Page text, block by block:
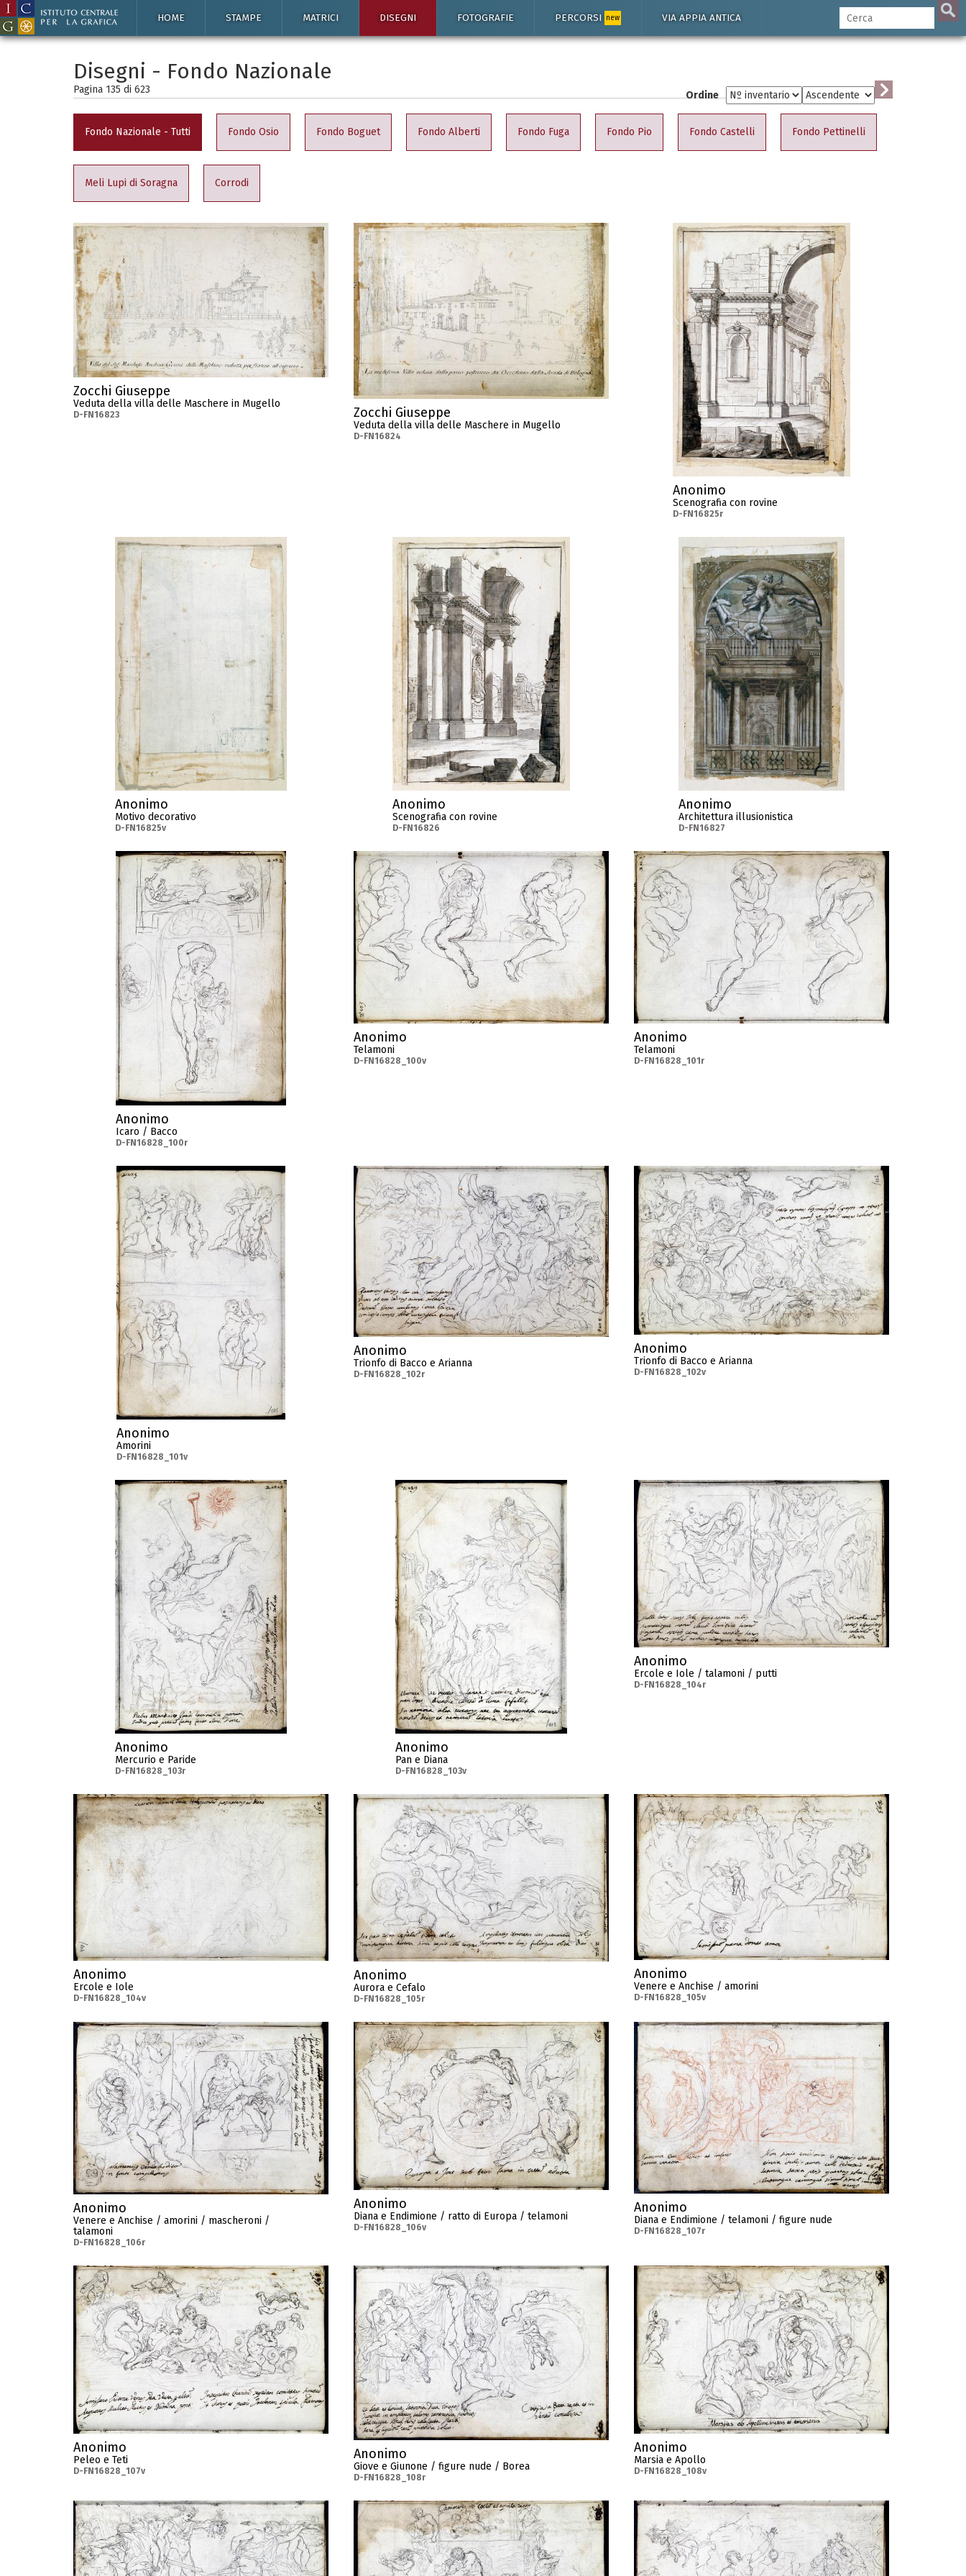
HOME STAMPE MATRICI DISEGNI FOTOGRAFIE PERCORSI new VIA APPIA ANTICA
Disegni - Fondo Nazionale
Pagina 135 di 623 Ordine
Fondo Nazionale - Tutti Fondo Osio Fondo Boguet Fondo Alberti Fondo Fuga Fondo Pio Fondo Castelli Fondo Pettinelli
Meli Lupi di Soragna Corrodi
Zocchi Giuseppe
Veduta della villa delle Maschere in Mugello
D-FN16823 Zocchi Giuseppe
Veduta della villa delle Maschere in Mugello
D-FN16824
Anonimo
Scenografia con rovine
D-FN16825r
Anonimo
Motivo decorativo
D-FN16825v
Anonimo
Scenografia con rovine
D-FN16826
Anonimo
Architettura illusionistica
D-FN16827
Anonimo
Icaro / Bacco
D-FN16828_100r
Anonimo
Telamoni
D-FN16828_100v
Anonimo
Telamoni
D-FN16828_101r
Anonimo
Amorini
D-FN16828_101v
Anonimo
Trionfo di Bacco e Arianna
D-FN16828_102r
Anonimo
Trionfo di Bacco e Arianna
D-FN16828_102v
Anonimo
Mercurio e Paride
D-FN16828_103r
Anonimo
Pan e Diana
D-FN16828_103v
Anonimo
Ercole e Iole / talamoni / putti
D-FN16828_104r
Anonimo
Ercole e Iole
D-FN16828_104v
Anonimo
Aurora e Cefalo
D-FN16828_105r
Anonimo
Venere e Anchise / amorini
D-FN16828_105v
Anonimo
Venere e Anchise / amorini / mascheroni /
talamoni
D-FN16828_106r
Anonimo
Diana e Endimione / ratto di Europa / telamoni
D-FN16828_106v
Anonimo
Diana e Endimione / telamoni / figure nude
D-FN16828_107r
Anonimo
Peleo e Teti
D-FN16828_107v
Anonimo
Giove e Giunone / figure nude / Borea
D-FN16828_108r
Anonimo
Marsia e Apollo
D-FN16828_108v